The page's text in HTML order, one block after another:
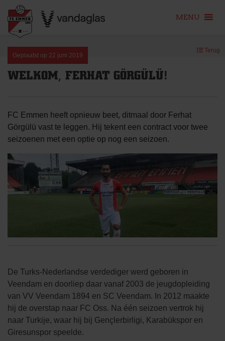
content
MENU
Geplaatst op 22 juni 2019
Terug
WELKOM, FERHAT GÖRGÜLÜ!
FC Emmen heeft opnieuw beet, ditmaal door Ferhat
Görgülü vast te leggen. Hij tekent een contract voor twee
seizoenen met een optie op nog een seizoen.
De Turks-Nederlandse verdediger werd geboren in
Veendam en doorliep daar vanaf 2003 de jeugdopleiding
van VV Veendam 1894 en SC Veendam. In 2012 maakte
hij de overstap naar FC Oss. Na één seizoen vertrok hij
naar Turkije, waar hij bij Gençlerbirligi, Karabükspor en
Giresunspor speelde.